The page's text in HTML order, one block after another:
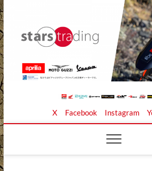
Skip
to
content
Stars
株式会社ス
レーデ
APRILIA MOTO GUZZI正規デ
X Facebook Instagram